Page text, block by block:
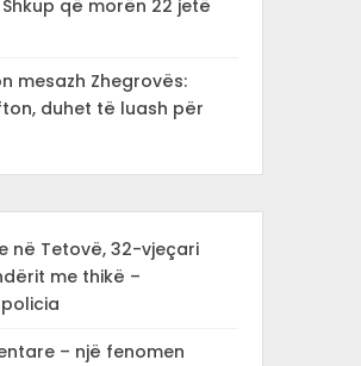
që morën 22 jetë
mesazh Zhegrovës:
duhet të luash për
në Tetovë, 32-vjeçari
me thikë –
– një fenomen